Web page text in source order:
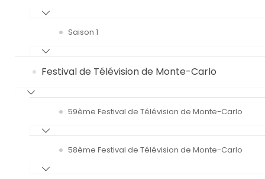
Saison 1
Festival de Télévision de Monte-Carlo
59ème Festival de Télévision de Monte-Carlo
58ème Festival de Télévision de Monte-Carlo